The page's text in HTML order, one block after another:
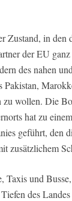
Zustand, in den
der EU
des nahen
Pakistan,
zu wollen. Die
hat zu
geführt, den
zusätzlichem
Taxis und
des